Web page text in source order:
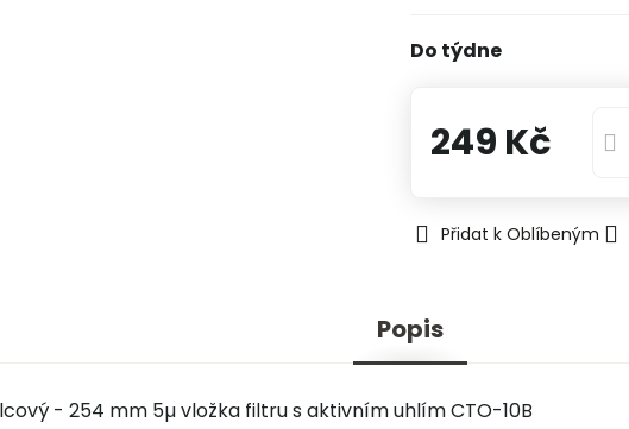
Do týdne
249 Kč
Přidat k Oblíbeným
Popis
- 254 mm 5µ vložka filtru s aktivním uhlím CTO-10B